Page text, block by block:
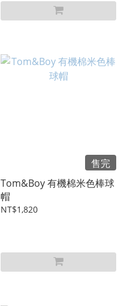
售完
Tom&Boy 有機棉米色棒球
帽
NT$1,820